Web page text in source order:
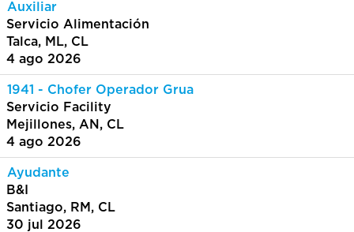
Auxiliar
Servicio Alimentación
Talca, ML, CL
4 ago 2026
1941 - Chofer Operador Grua
Servicio Facility
Mejillones, AN, CL
4 ago 2026
Ayudante
B&I
Santiago, RM, CL
30 jul 2026